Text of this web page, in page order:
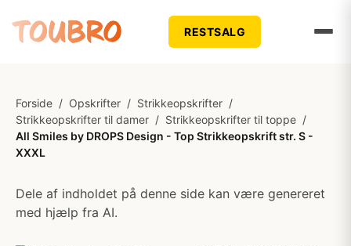
RESTSALG
Forside / Opskrifter / Strikkeopskrifter /
Strikkeopskrifter til damer / Strikkeopskrifter til toppe /
All Smiles by DROPS Design - Top Strikkeopskrift str. S -
XXXL
Dele af indholdet på denne side kan være genereret
med hjælp fra AI.